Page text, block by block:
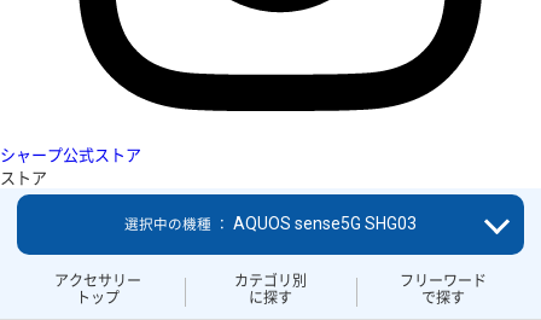
シャープ公式ストア
ストア
アクセサリー
トップ
カテゴリ別
に探す
フリーワード
で探す
選択中の機種 ： AQUOS sense5G SHG03